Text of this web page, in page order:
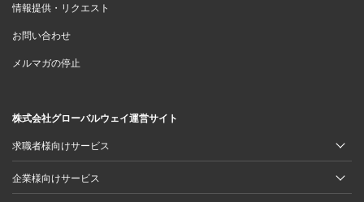
情報提供・リクエスト
お問い合わせ
メルマガの停止
株式会社グローバルウェイ運営サイト
求職者様向けサービス
企業様向けサービス